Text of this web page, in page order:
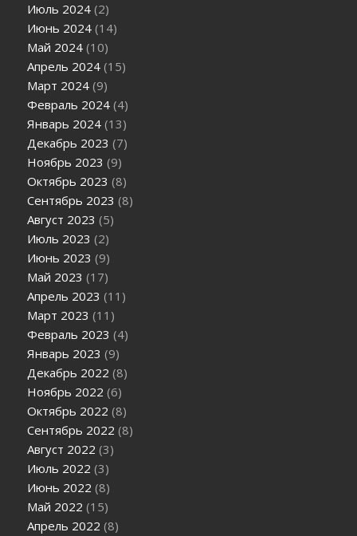
Июль 2024 (2)
Июнь 2024 (14)
Май 2024 (10)
Апрель 2024 (15)
Март 2024 (9)
Февраль 2024 (4)
Январь 2024 (13)
Декабрь 2023 (7)
Ноябрь 2023 (9)
Октябрь 2023 (8)
Сентябрь 2023 (8)
Август 2023 (5)
Июль 2023 (2)
Июнь 2023 (9)
Май 2023 (17)
Апрель 2023 (11)
Март 2023 (11)
Февраль 2023 (4)
Январь 2023 (9)
Декабрь 2022 (8)
Ноябрь 2022 (6)
Октябрь 2022 (8)
Сентябрь 2022 (8)
Август 2022 (3)
Июль 2022 (3)
Июнь 2022 (8)
Май 2022 (15)
Апрель 2022 (8)